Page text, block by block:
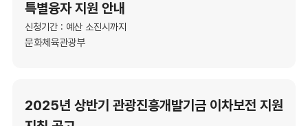
특별융자 지원 안내
신청기간 : 예산 소진시까지
문화체육관광부
2025년 상반기 관광진흥개발기금 이차보전 지원